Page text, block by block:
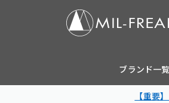
ブランド一覧
【重要